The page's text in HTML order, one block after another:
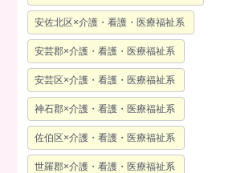
安佐北区×介護・看護・医療福祉系
安芸郡×介護・看護・医療福祉系
安芸区×介護・看護・医療福祉系
神石郡×介護・看護・医療福祉系
佐伯区×介護・看護・医療福祉系
世羅郡×介護・看護・医療福祉系